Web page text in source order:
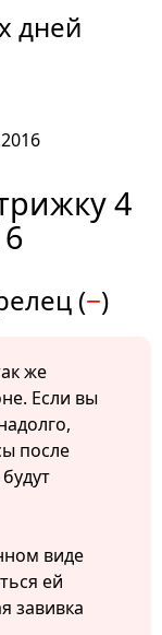
дней
4
(−)
же
Если вы
после
виде
ей
завивка